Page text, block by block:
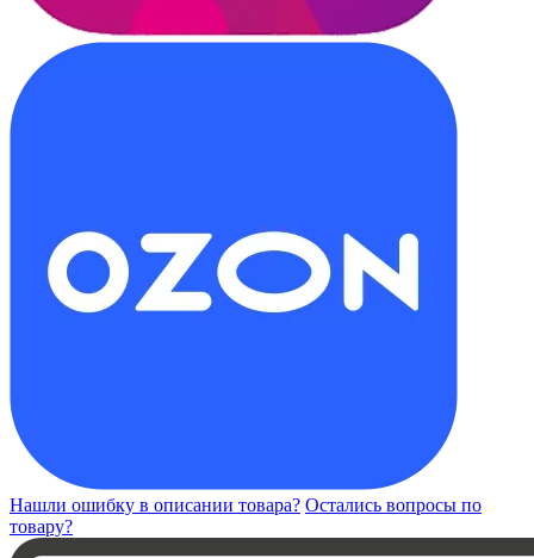
Нашли ошибку в описании товара? Остались вопросы по
товару?